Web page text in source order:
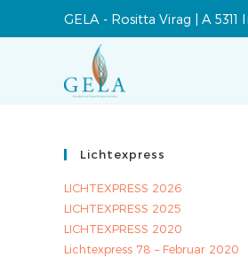
GELA - Rositta Virag | A
Lichtexpress
LICHTEXPRESS 2026
LICHTEXPRESS 2025
LICHTEXPRESS 2020
Lichtexpress 78 – Februar 2020